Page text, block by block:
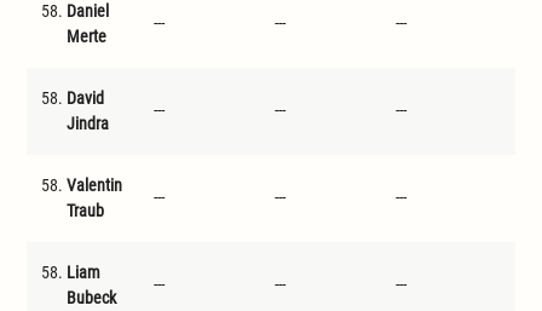
58. Daniel
Merte
--- --- ---
58. David
Jindra
--- --- ---
58. Valentin
Traub
--- --- ---
58. Liam
Bubeck
--- --- ---